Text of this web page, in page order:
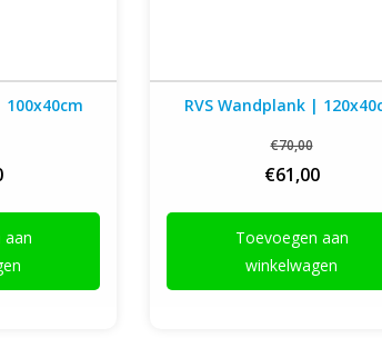
100x40cm
aan
RVS Wandplank |
€70,00
€61,00
Toevoegen aan
winkelwagen